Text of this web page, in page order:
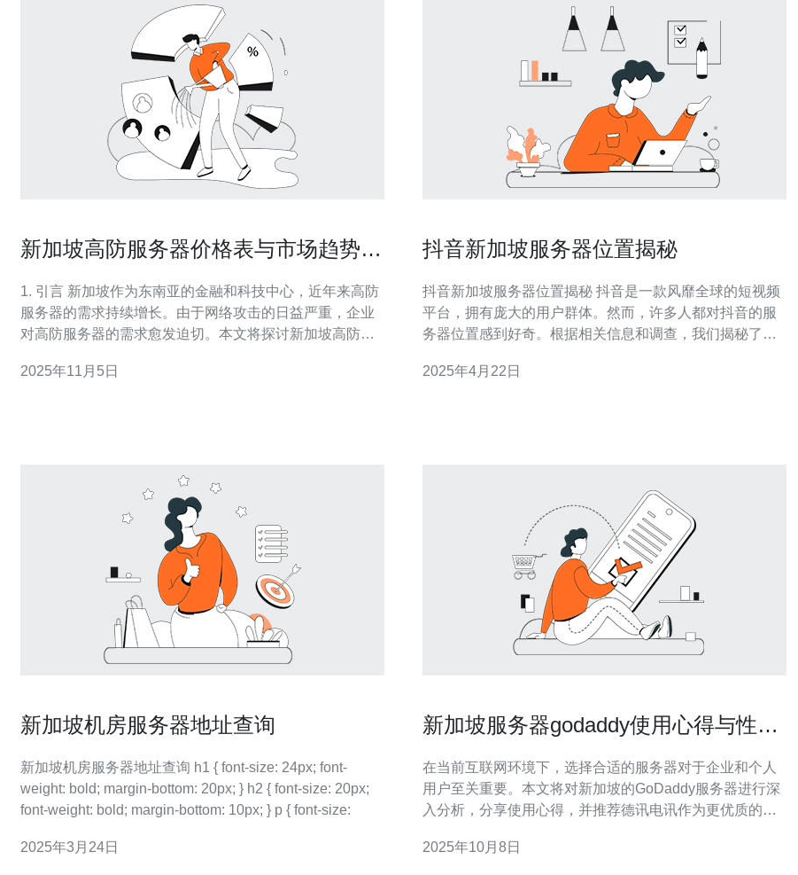
新加坡高防服务器价格表与市场趋势分
1. 引言 新加坡作为东南亚的金融和科技中心，近年来高防
服务器的需求持续增长。由于网络攻击的日益严重，企业
对高防服务器的需求愈发迫切。本文将探讨新加坡高防服
据和真实案例。 2. 新加坡高防服务器的市场现状 随着网络
2025年11月5日
抖音新加坡服务器位置揭秘
抖音新加坡服务器位置揭秘 抖音是一款风靡全球的短视频
平台，拥有庞大的用户群体。然而，许多人都对抖音的服
务器位置感到好奇。根据相关信息和调查，我们揭秘了抖
务器枢纽之一。由于其地理位置优越和发达的信息技术基
2025年4月22日
新加坡机房服务器地址查询
新加坡机房服务器地址查询 h1 { font-size: 24px; font-
weight: bold; margin-bottom: 20px; } h2 { font-size: 20px;
font-weight: bold; margin-bottom: 10px; } p { font-size:
2025年3月24日
新加坡服务器godaddy使用心得与性能
在当前互联网环境下，选择合适的服务器对于企业和个人
用户至关重要。本文将对新加坡的GoDaddy服务器进行深
入分析，分享使用心得，并推荐德讯电讯作为更优质的选
环境适应性进行评估，我们希望能够为您提供更全面的决
2025年10月8日